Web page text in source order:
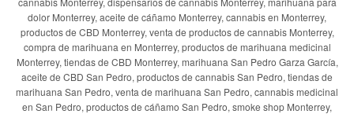
dolor Monterrey, aceite de cáñamo Monterrey, cannabis en Monterrey,
productos de CBD Monterrey, venta de productos de cannabis Monterrey,
compra de marihuana en Monterrey, productos de marihuana medicinal
Monterrey, tiendas de CBD Monterrey, marihuana San Pedro Garza García,
aceite de CBD San Pedro, productos de cannabis San Pedro, tiendas de
marihuana San Pedro, venta de marihuana San Pedro, cannabis medicinal
en San Pedro, productos de cáñamo San Pedro, smoke shop Monterrey,